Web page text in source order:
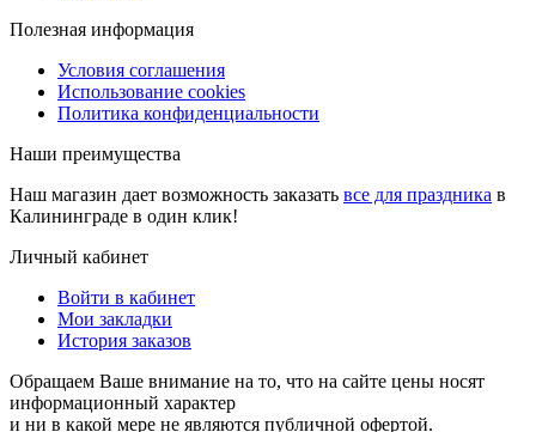
Полезная информация
Условия соглашения
Использование cookies
Политика конфиденциальности
Наши преимущества
Наш магазин дает возможность заказать все для праздника в
Калининграде в один клик!
Личный кабинет
Войти в кабинет
Мои закладки
История заказов
Обращаем Ваше внимание на то, что на сайте цены носят
информационный характер
и ни в какой мере не являются публичной офертой.